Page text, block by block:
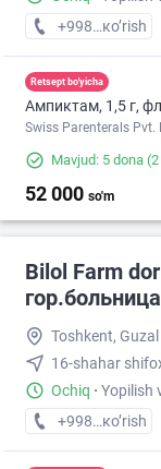
+998 (79) XXX-
кo’rish
Retsept bo'yicha
Ампиктам, 1,5 г,
Swiss Parenterals
Mavjud: 5 dona
52 000 so'm
Bilol Farm
Toshkent,
16-shahar
Ochiq · Yopilish
+998 (90) XXX-
кo’rish